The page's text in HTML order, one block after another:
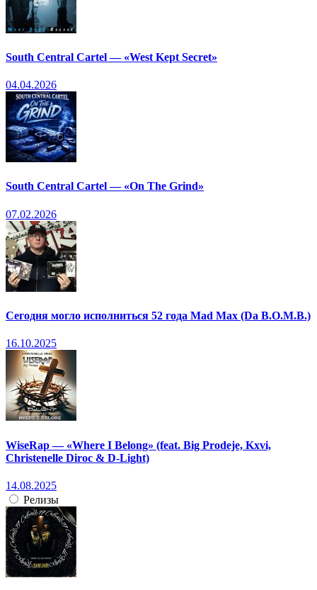
South Central Cartel — «West Kept Secret»
04.04.2026
South Central Cartel — «On The Grind»
07.02.2026
Сегодня могло исполниться 52 года Mad Max (Da B.O.M.B.)
16.10.2025
WiseRap — «Where I Belong» (feat. Big Prodeje, Kxvi,
Christenelle Diroc & D-Light)
14.08.2025
Релизы